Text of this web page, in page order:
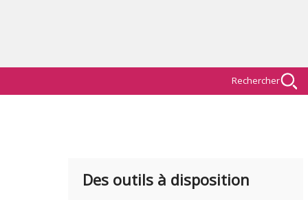
Rechercher
Des outils à disposition